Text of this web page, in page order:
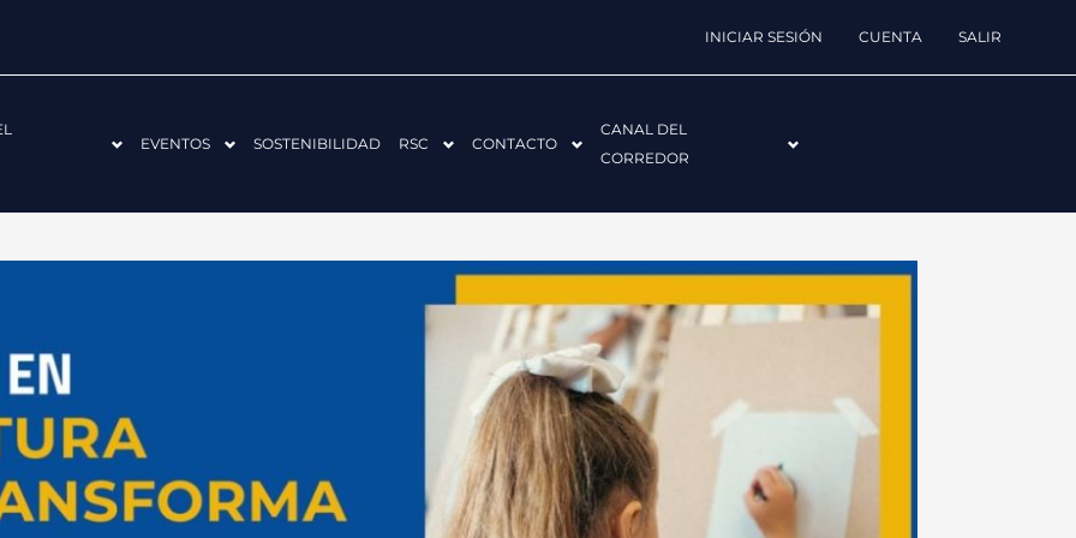
INICIAR SESIÓN CUENTA SALIR
EVENTOS SOSTENIBILIDAD RSC CONTACTO
CANAL DEL
CORREDOR